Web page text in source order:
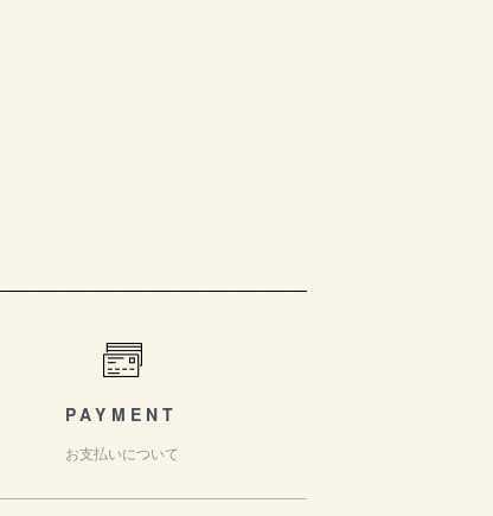
PAYMENT
お支払いについて